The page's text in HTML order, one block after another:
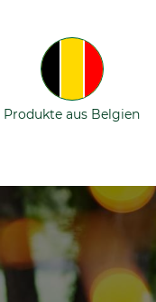
Produkte aus Belgien